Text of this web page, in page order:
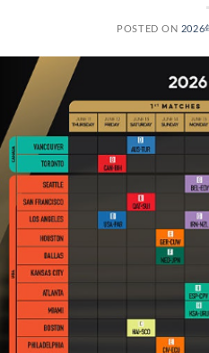
POSTED ON 2026